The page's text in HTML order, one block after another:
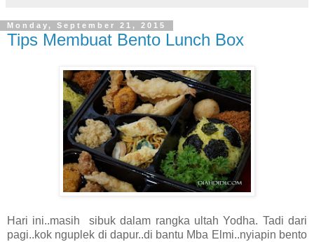
Monday, September 21, 2015
Tips Membuat Bento Lunch Box
Hari ini..masih sibuk dalam rangka ultah Yodha. Tadi dari
pagi..kok nguplek di dapur..di bantu Mba Elmi..nyiapin bento